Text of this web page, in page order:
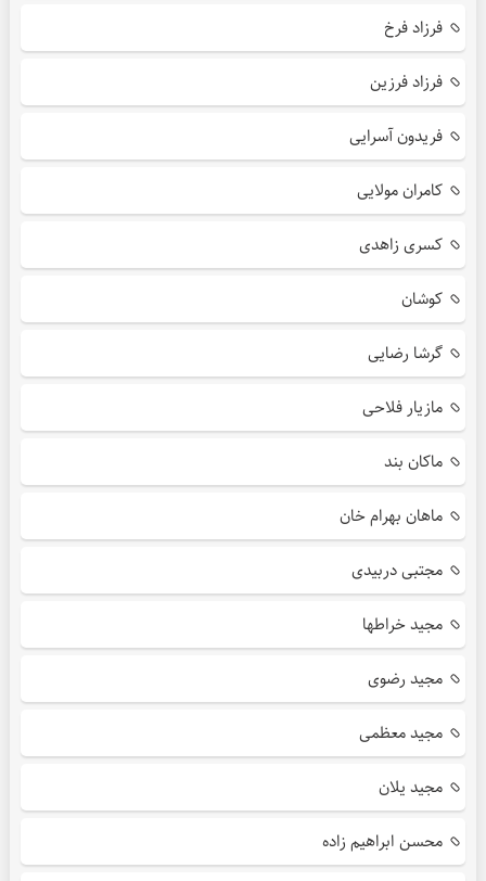
فرزاد فرخ
فرزاد فرزین
فریدون آسرایی
کامران مولایی
کسری زاهدی
کوشان
گرشا رضایی
مازیار فلاحی
ماکان بند
ماهان بهرام خان
مجتبی دربیدی
مجید خراطها
مجید رضوی
مجید معظمی
مجید یلان
محسن ابراهیم زاده